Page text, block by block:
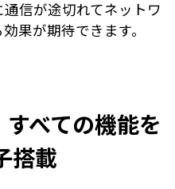
信が途切れてネットワ
果が期待できます。
べての機能を
搭載